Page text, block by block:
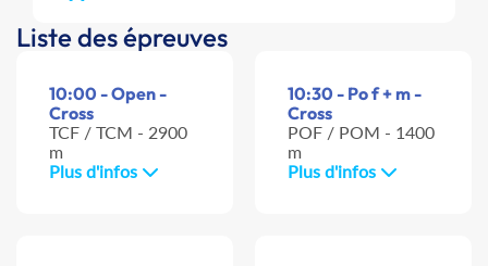
Liste des épreuves
10:00 - Open -
Cross
TCF / TCM - 2900
m
Plus d'infos
10:30 - Po f + m -
Cross
POF / POM - 1400
m
Plus d'infos